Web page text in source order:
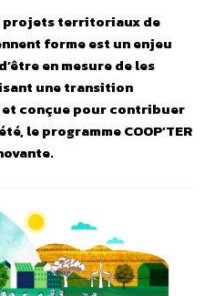
projets territoriaux de
forme est un enjeu
en mesure de les
une transition
conçue pour contribuer
le programme COOP’TER